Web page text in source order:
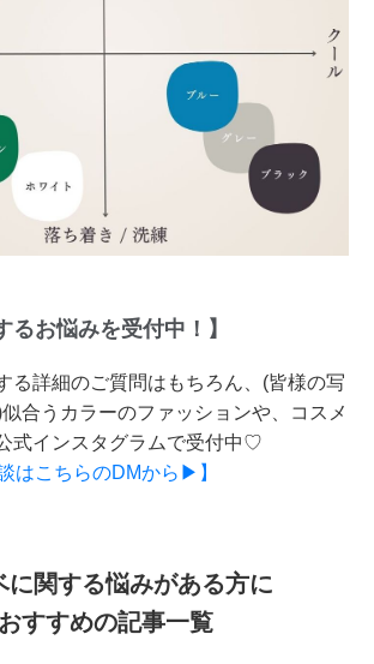
るお悩みを受付中！】
る詳細のご質問はもちろん、(皆様の写
合うカラーのファッションや、コスメ
式インスタグラムで受付中♡
はこちらのDMから▶】
に関する悩みがある方に
おすすめの記事一覧